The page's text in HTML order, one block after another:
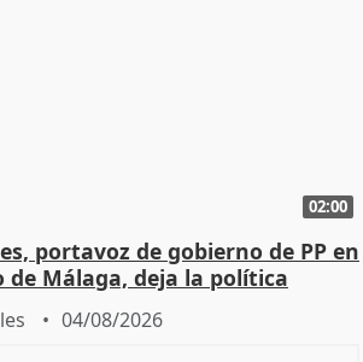
02:00
portavoz de gobierno de PP en
Málaga, deja la política
04/08/2026